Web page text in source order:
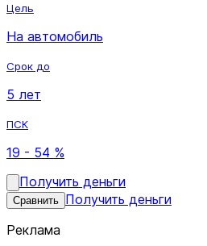
Цель
На автомобиль
Срок до
5 лет
ПСК
19 - 54 %
Получить деньги
Сравнить Получить деньги
Реклама